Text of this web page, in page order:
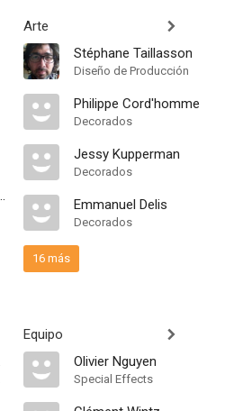
Arte
Stéphane Taillasson
Diseño de Producción
Philippe Cord'homme
Decorados
Jessy Kupperman
Decorados
Emmanuel Delis
Decorados
16 más
Equipo
Olivier Nguyen
Special Effects